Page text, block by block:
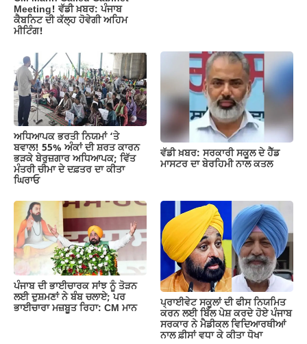
Meeting! ਵੱਡੀ ਖ਼ਬਰ: ਪੰਜਾਬ
ਕੈਬਨਿਟ ਦੀ ਕੱਲ੍ਹ ਹੋਵੇਗੀ ਅਹਿਮ
ਮੀਟਿੰਗ!
ਅਧਿਆਪਕ ਭਰਤੀ ਨਿਯਮਾਂ ‘ਤੇ
ਬਵਾਲ! 55% ਅੰਕਾਂ ਦੀ ਸ਼ਰਤ ਕਾਰਨ
ਭੜਕੇ ਬੇਰੁਜ਼ਗਾਰ ਅਧਿਆਪਕ; ਵਿੱਤ
ਮੰਤਰੀ ਚੀਮਾ ਦੇ ਦਫ਼ਤਰ ਦਾ ਕੀਤਾ
ਘਿਰਾਓ
ਵੱਡੀ ਖ਼ਬਰ: ਸਰਕਾਰੀ ਸਕੂਲ ਦੇ ਹੈੱਡ
ਮਾਸਟਰ ਦਾ ਬੇਰਹਿਮੀ ਨਾਲ ਕਤਲ
ਪੰਜਾਬ ਦੀ ਭਾਈਚਾਰਕ ਸਾਂਝ ਨੂੰ ਤੋੜਨ
ਲਈ ਦੁਸ਼ਮਣਾਂ ਨੇ ਬੰਬ ਚਲਾਏ; ਪਰ
ਭਾਈਚਾਰਾ ਮਜ਼ਬੂਤ ਰਿਹਾ: CM ਮਾਨ
ਪ੍ਰਾਈਵੇਟ ਸਕੂਲਾਂ ਦੀ ਫੀਸ ਨਿਯਮਿਤ
ਕਰਨ ਲਈ ਬਿੱਲ ਪੇਸ਼ ਕਰਦੇ ਹੋਏ ਪੰਜਾਬ
ਸਰਕਾਰ ਨੇ ਮੈਡੀਕਲ ਵਿਦਿਆਰਥੀਆਂ
ਨਾਲ ਫ਼ੀਸਾਂ ਵਧਾ ਕੇ ਕੀਤਾ ਧੋਖਾ